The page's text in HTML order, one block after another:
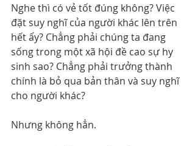
Nghe thì có vẻ tốt đúng không? Việc
đặt suy nghĩ của người khác lên trên
hết ấy? Chẳng phải chúng ta đang
sống trong một xã hội đề cao sự hy
sinh sao? Chẳng phải trưởng thành
chính là bỏ qua bản thân và suy nghĩ
cho người khác?
Nhưng không hẳn.